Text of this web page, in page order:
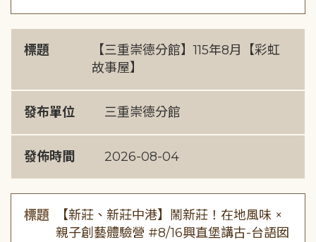
標題
【三重崇德分館】115年8月【彩虹
故事屋】
發布單位 三重崇德分館
發佈時間 2026-08-04
標題
【新莊、新莊中港】鬧新莊！在地風味 ×
親子創藝體驗營 #8/16興直堡講古-台語囡